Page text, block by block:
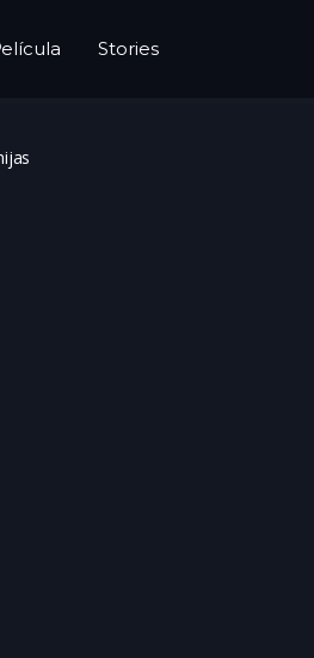
Stories